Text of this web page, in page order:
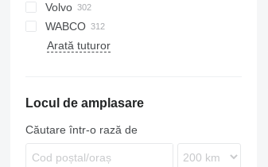
Eurotech
Eurotrakker
S-Way
L2000
LE
Lion's series
TGM
TGX
Actros
Antos
Arocs
Econic
MB
S-Class
Mascott
Megane
Midliner
Scenic
R-series
S-series
LT
Volvo
A-series
B-series
FL
FMX
G-series
WABCO
Arată tuturor
Locul de amplasare
Căutare într-o rază de